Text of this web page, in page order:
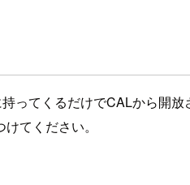
ってくるだけでCALから開放
てください。